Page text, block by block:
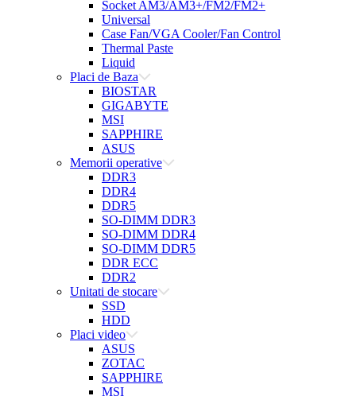
Socket AM3/AM3+/FM2/FM2+
Universal
Case Fan/VGA Cooler/Fan Control
Thermal Paste
Liquid
Placi de Baza
BIOSTAR
GIGABYTE
MSI
SAPPHIRE
ASUS
Memorii operative
DDR3
DDR4
DDR5
SO-DIMM DDR3
SO-DIMM DDR4
SO-DIMM DDR5
DDR ECC
DDR2
Unitati de stocare
SSD
HDD
Placi video
ASUS
ZOTAC
SAPPHIRE
MSI